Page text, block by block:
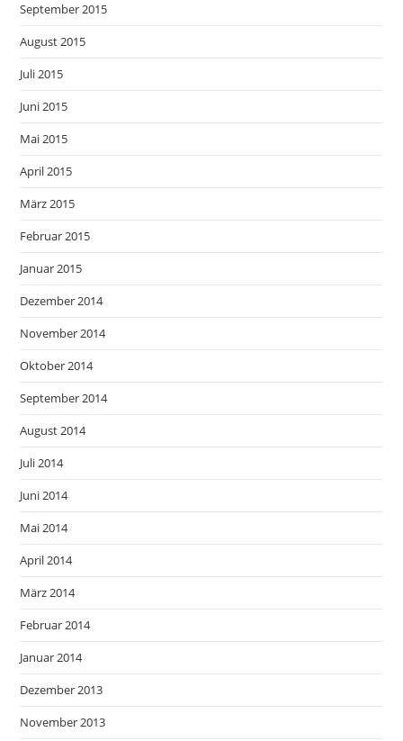
September 2015
August 2015
Juli 2015
Juni 2015
Mai 2015
April 2015
März 2015
Februar 2015
Januar 2015
Dezember 2014
November 2014
Oktober 2014
September 2014
August 2014
Juli 2014
Juni 2014
Mai 2014
April 2014
März 2014
Februar 2014
Januar 2014
Dezember 2013
November 2013